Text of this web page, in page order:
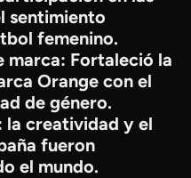
sentimiento
femenino.
marca: Fortaleció la
Orange con el
de género.
la creatividad y el
fueron
el mundo.